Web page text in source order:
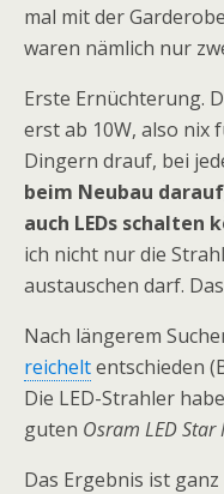
mal mit der
waren nämlich nur
Erste Ernüchterung.
erst ab 10W, also nix
Dingern drauf, bei
beim Neubau
auch LEDs schalten
ich nicht nur die
austauschen darf.
Nach längerem
reicheltentschieden
Die LED-Strahler
guten Osram LED Star
Das Ergebnis ist